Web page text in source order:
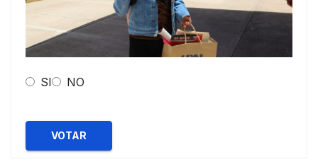
SI NO
VOTAR